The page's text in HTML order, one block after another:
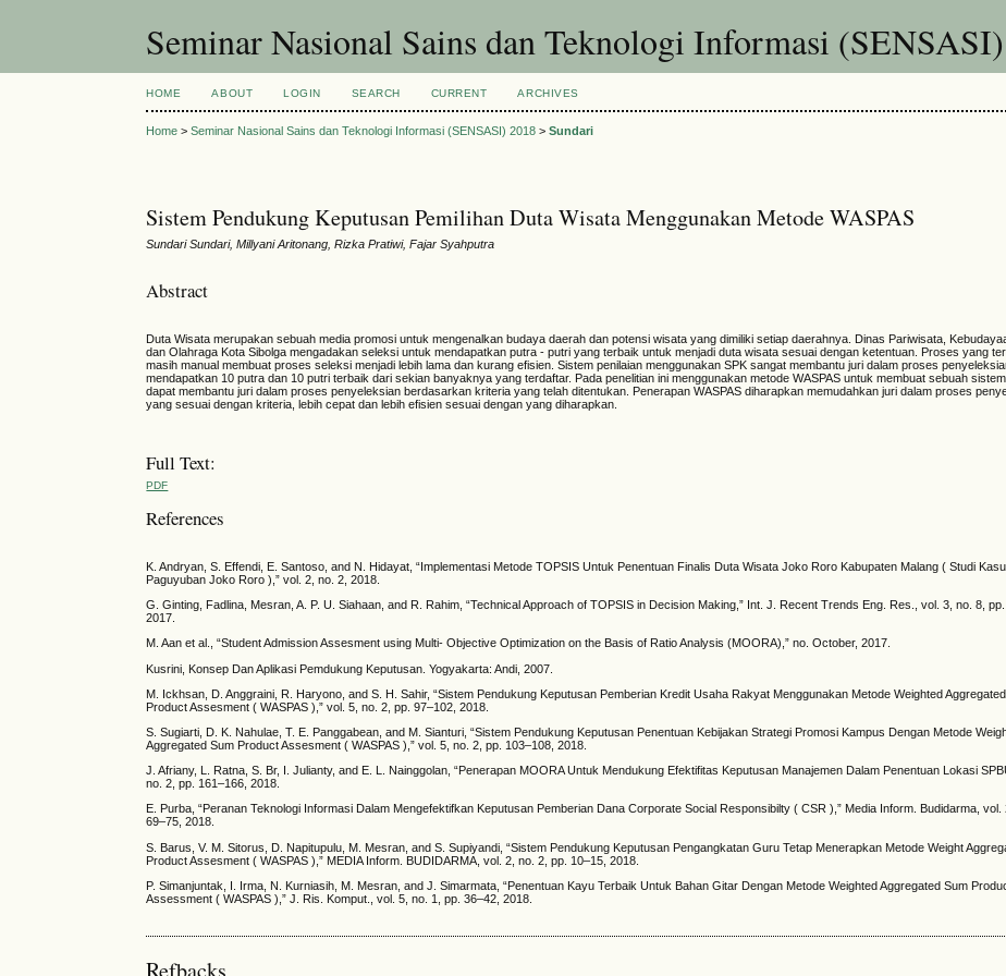
Seminar Nasional Sains dan Teknologi Informasi (SENSASI)
HOME ABOUT LOGIN SEARCH CURRENT ARCHIVES
Home >Seminar Nasional Sains dan Teknologi Informasi (SENSASI) 2018 >Sundari
Sistem Pendukung Keputusan Pemilihan Duta Wisata Menggunakan Metode WASPAS
Sundari Sundari, Millyani Aritonang, Rizka Pratiwi, Fajar Syahputra
Abstract
Duta Wisata merupakan sebuah media promosi untuk mengenalkan budaya daerah dan potensi wisata yang dimiliki setiap daerahnya. Dinas Pariwisata,
dan Olahraga Kota Sibolga mengadakan seleksi untuk mendapatkan putra - putri yang terbaik untuk menjadi duta wisata sesuai dengan ketentuan. Proses yang
masih manual membuat proses seleksi menjadi lebih lama dan kurang efisien. Sistem penilaian menggunakan SPK sangat membantu juri dalam proses
mendapatkan 10 putra dan 10 putri terbaik dari sekian banyaknya yang terdaftar. Pada penelitian ini menggunakan metode WASPAS untuk membuat sebuah
dapat membantu juri dalam proses penyeleksian berdasarkan kriteria yang telah ditentukan. Penerapan WASPAS diharapkan memudahkan juri dalam proses
yang sesuai dengan kriteria, lebih cepat dan lebih efisien sesuai dengan yang diharapkan.
Full Text:
PDF
References
K. Andryan, S. Effendi, E. Santoso, and N. Hidayat, “Implementasi Metode TOPSIS Untuk Penentuan Finalis Duta Wisata Joko Roro Kabupaten Malang ( Studi
Paguyuban Joko Roro ),” vol. 2, no. 2, 2018.
G. Ginting, Fadlina, Mesran, A. P. U. Siahaan, and R. Rahim, “Technical Approach of TOPSIS in Decision Making,” Int. J. Recent Trends Eng. Res., vol. 3, no. 8, pp.
2017.
M. Aan et al., “Student Admission Assesment using Multi- Objective Optimization on the Basis of Ratio Analysis (MOORA),” no. October, 2017.
Kusrini, Konsep Dan Aplikasi Pemdukung Keputusan. Yogyakarta: Andi, 2007.
M. Ickhsan, D. Anggraini, R. Haryono, and S. H. Sahir, “Sistem Pendukung Keputusan Pemberian Kredit Usaha Rakyat Menggunakan Metode Weighted
Product Assesment ( WASPAS ),” vol. 5, no. 2, pp. 97–102, 2018.
S. Sugiarti, D. K. Nahulae, T. E. Panggabean, and M. Sianturi, “Sistem Pendukung Keputusan Penentuan Kebijakan Strategi Promosi Kampus Dengan Metode
Aggregated Sum Product Assesment ( WASPAS ),” vol. 5, no. 2, pp. 103–108, 2018.
J. Afriany, L. Ratna, S. Br, I. Julianty, and E. L. Nainggolan, “Penerapan MOORA Untuk Mendukung Efektifitas Keputusan Manajemen Dalam Penentuan Lokasi
no. 2, pp. 161–166, 2018.
E. Purba, “Peranan Teknologi Informasi Dalam Mengefektifkan Keputusan Pemberian Dana Corporate Social Responsibilty ( CSR ),” Media Inform. Budidarma, vol.
69–75, 2018.
S. Barus, V. M. Sitorus, D. Napitupulu, M. Mesran, and S. Supiyandi, “Sistem Pendukung Keputusan Pengangkatan Guru Tetap Menerapkan Metode Weight
Product Assesment ( WASPAS ),” MEDIA Inform. BUDIDARMA, vol. 2, no. 2, pp. 10–15, 2018.
P. Simanjuntak, I. Irma, N. Kurniasih, M. Mesran, and J. Simarmata, “Penentuan Kayu Terbaik Untuk Bahan Gitar Dengan Metode Weighted Aggregated Sum
Assessment ( WASPAS ),” J. Ris. Komput., vol. 5, no. 1, pp. 36–42, 2018.
Refbacks